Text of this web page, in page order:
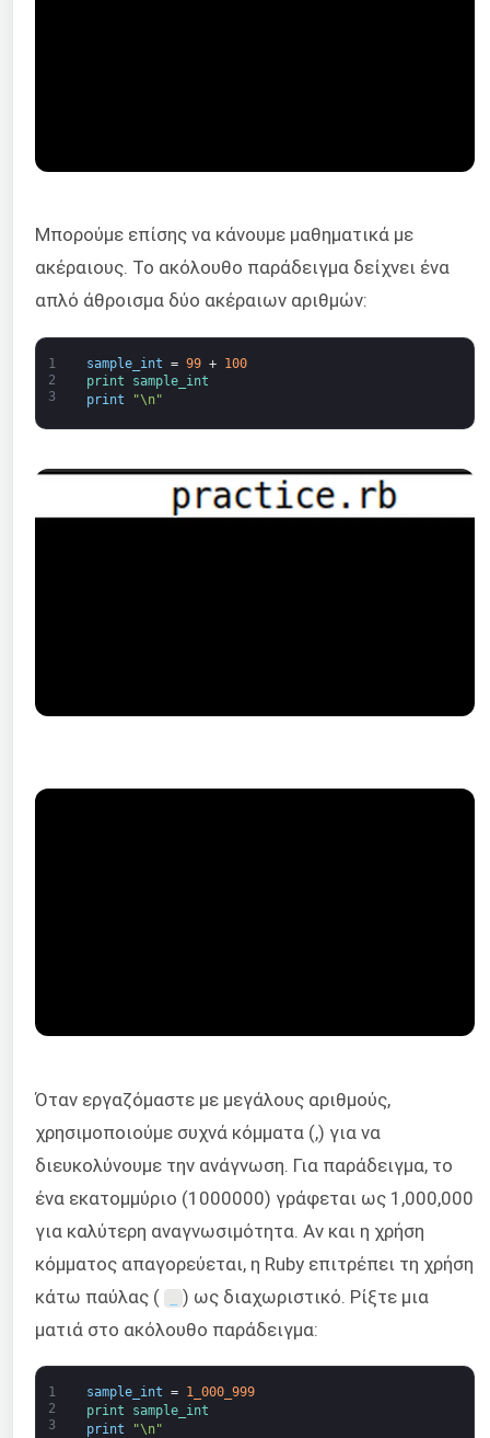
Μπορούμε επίσης να κάνουμε μαθηματικά με
ακέραιους. Το ακόλουθο παράδειγμα δείχνει ένα
απλό άθροισμα δύο ακέραιων αριθμών:
1
2
3
sample_int = 99 +
100
print
sample_int
print
"\n"
Όταν εργαζόμαστε με μεγάλους αριθμούς,
χρησιμοποιούμε συχνά κόμματα (,) για να
διευκολύνουμε την ανάγνωση. Για παράδειγμα, το
ένα εκατομμύριο (1000000) γράφεται ως 1,000,000
για καλύτερη αναγνωσιμότητα. Αν και η χρήση
κόμματος απαγορεύεται, η Ruby επιτρέπει τη χρήση
κάτω παύλας (
) ως διαχωριστικό. Ρίξτε μια
ματιά στο ακόλουθο παράδειγμα:
1
2
3
sample_int =
1_000_999
print
sample_int
print
"\n"